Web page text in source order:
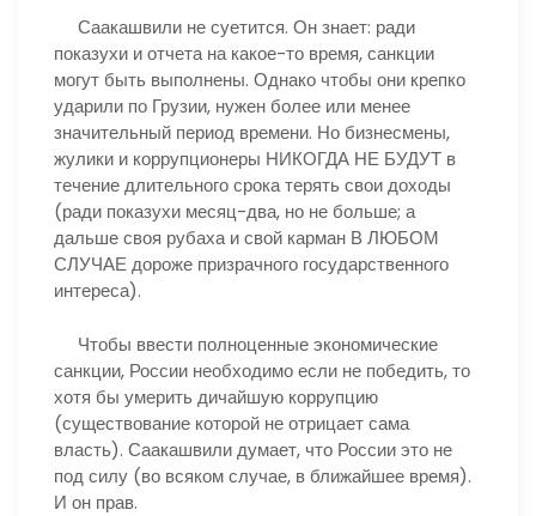
Саакашвили не суетится. Он знает: ради
показухи и отчета на какое-то время, санкции
могут быть выполнены. Однако чтобы они крепко
ударили по Грузии, нужен более или менее
значительный период времени. Но бизнесмены,
жулики и коррупционеры НИКОГДА НЕ БУДУТ в
течение длительного срока терять свои доходы
(ради показухи месяц-два, но не больше; а
дальше своя рубаха и свой карман В ЛЮБОМ
СЛУЧАЕ дороже призрачного государственного
интереса).
Чтобы ввести полноценные экономические
санкции, России необходимо если не победить, то
хотя бы умерить дичайшую коррупцию
(существование которой не отрицает сама
власть). Саакашвили думает, что России это не
под силу (во всяком случае, в ближайшее время).
И он прав.